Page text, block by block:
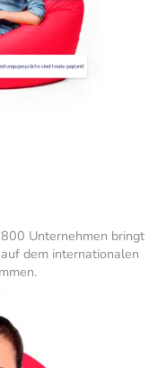
Unternehmen bringt
dem internationalen